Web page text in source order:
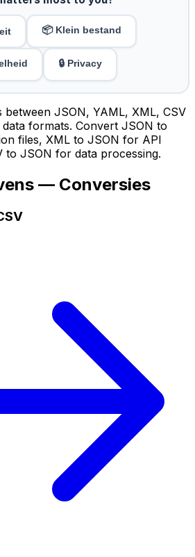
📦 Klein bestand
🔒 Privacy
JSON, YAML, XML, CSV
formats. Convert JSON to
files, XML to JSON for API
to JSON for data processing.
— Conversies